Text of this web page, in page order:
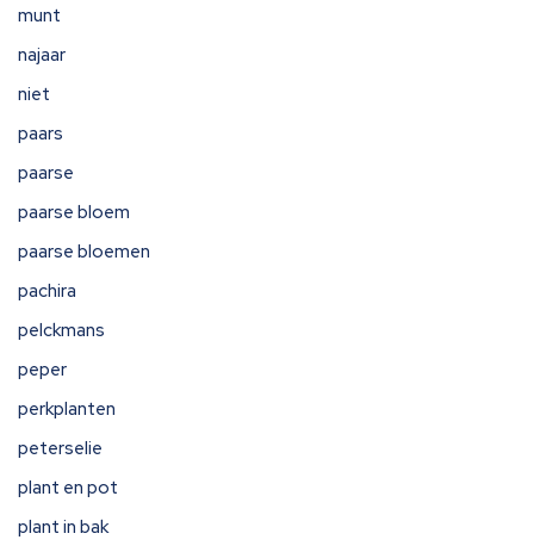
munt
najaar
niet
paars
paarse
paarse bloem
paarse bloemen
pachira
pelckmans
peper
perkplanten
peterselie
plant en pot
plant in bak